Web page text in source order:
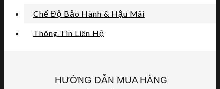
Chế Độ Bảo Hành & Hậu Mãi
Thông Tin Liên Hệ
HƯỚNG DẪN MUA HÀNG